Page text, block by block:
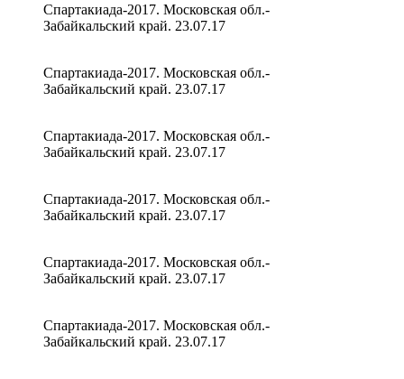
Спартакиада-2017. Московская обл.-
Забайкальский край. 23.07.17
Спартакиада-2017. Московская обл.-
Забайкальский край. 23.07.17
Спартакиада-2017. Московская обл.-
Забайкальский край. 23.07.17
Спартакиада-2017. Московская обл.-
Забайкальский край. 23.07.17
Спартакиада-2017. Московская обл.-
Забайкальский край. 23.07.17
Спартакиада-2017. Московская обл.-
Забайкальский край. 23.07.17